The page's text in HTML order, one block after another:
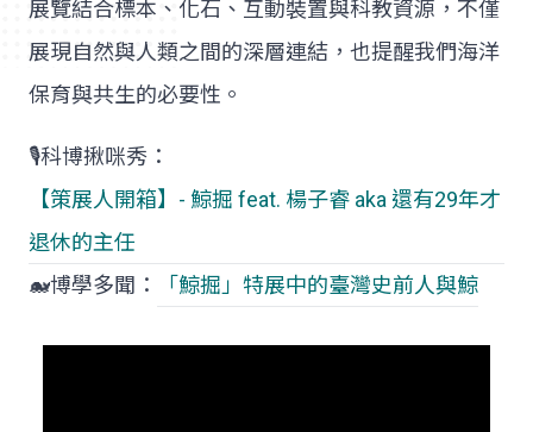
展覽結合標本、化石、互動裝置與科教資源，不僅
展現自然與人類之間的深層連結，也提醒我們海洋
保育與共生的必要性。
🎙️科博揪咪秀：
【策展人開箱】- 鯨掘 feat. 楊子睿 aka 還有29年才
退休的主任
🐋博學多聞：
「鯨掘」特展中的臺灣史前人與鯨